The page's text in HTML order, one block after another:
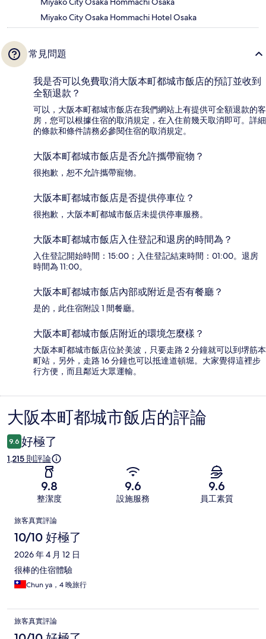
Miyako City Osaka Hommachi Hotel Osaka
常見問題
我是否可以免費取消大阪本町都城市飯店的預訂並收到
全額退款？
可以，大阪本町都城市飯店在我們網站上有提供可全額退款的客
房，您可以根據住宿的取消規定，在入住前幾天取消即可。詳細
的條款和條件請務必參閱住宿的取消規定。
大阪本町都城市飯店是否允許攜帶寵物？
很抱歉，恕不允許攜帶寵物。
大阪本町都城市飯店是否提供停車位？
很抱歉，大阪本町都城市飯店未提供停車服務。
大阪本町都城市飯店入住登記和退房的時間為？
入住登記開始時間：15:00；入住登記結束時間：01:00。退房
時間為 11:00。
大阪本町都城市飯店內部或附近是否有餐廳？
是的，此住宿附設 1 間餐廳。
大阪本町都城市飯店附近的環境怎麼樣？
大阪本町都城市飯店位於美波，只要走路 2 分鐘就可以到堺筋本
町站，另外，走路 16 分鐘也可以抵達道頓堀。大家覺得這裡步
行方便，而且鄰近大眾運輸。
評
論
大阪本町都城市飯店的評論
9.6 好極了
1,215 則評論
9.8
整潔度
9.6
設施服務
9.6
員工素質
評
論
旅客真實評論
10/10 好極了
2026 年 4 月 12 日
很棒的住宿體驗
Chun ya，4 晚旅行
旅客真實評論